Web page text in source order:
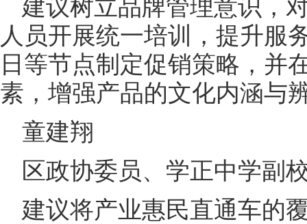
建议树立品牌管理意识，
人员开展统一培训，提升服
日等节点制定促销策略，并
素，增强产品的文化内涵与
童建翔
区政协委员、学正中学副
建议将产业惠民直通车的